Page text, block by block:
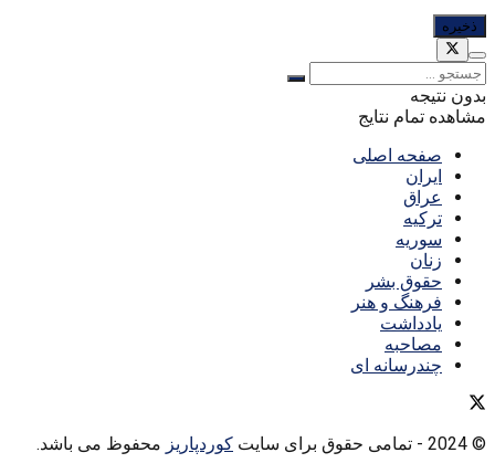
بدون نتیجه
مشاهده تمام نتایج
صفحه اصلی
ایران
عراق
ترکیه
سوریه
زنان
حقوق بشر
فرهنگ و هنر
یادداشت
مصاحبه
چندرسانه ای
© 2024 - تمامی حقوق برای سایت کوردپاریز محفوظ می باشد.